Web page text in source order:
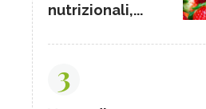
nutrizionali,...
3